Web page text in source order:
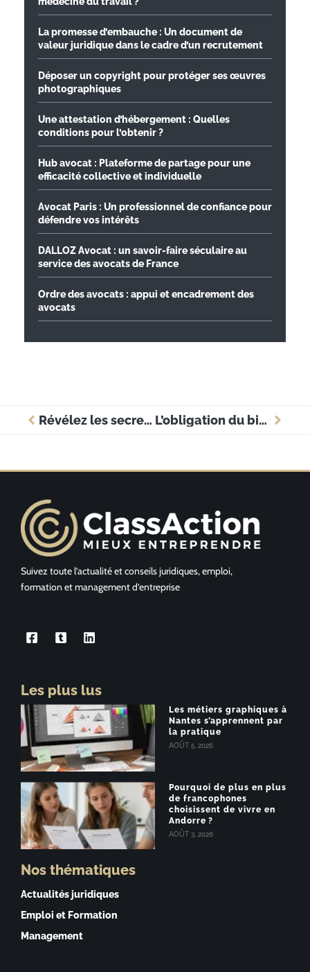
La promesse d’embauche : Un document de
valeur juridique dans le cadre d’un recrutement
Déposer un copyright pour protéger ses œuvres
photographiques
Une attestation d’hébergement : Quelles
conditions pour l’obtenir ?
Hub avocat : Plateforme de partage pour une
efficacité collective et individuelle
Avocat Paris : Un professionnel de confiance pour
défendre vos intérêts
DALLOZ Avocat : un savoir-faire séculaire au
service des avocats de France
Ordre des avocats : appui et encadrement des
avocats
Révélez les secrets concurrents grâce à la matrice concurrentielle ultime L’obligation du bilan social : un atout méconnu pour booster la performance entreprise
Suivez toute l’actualité et conseils juridiques, emploi,
formation et management d’entreprise
Les plus lus
Les métiers graphiques à
Nantes s’apprennent par
la pratique
AOÛT 5, 2026
Pourquoi de plus en plus
de francophones
choisissent de vivre en
Andorre ?
AOÛT 3, 2026
Nos thématiques
Actualités juridiques
Emploi et Formation
Management